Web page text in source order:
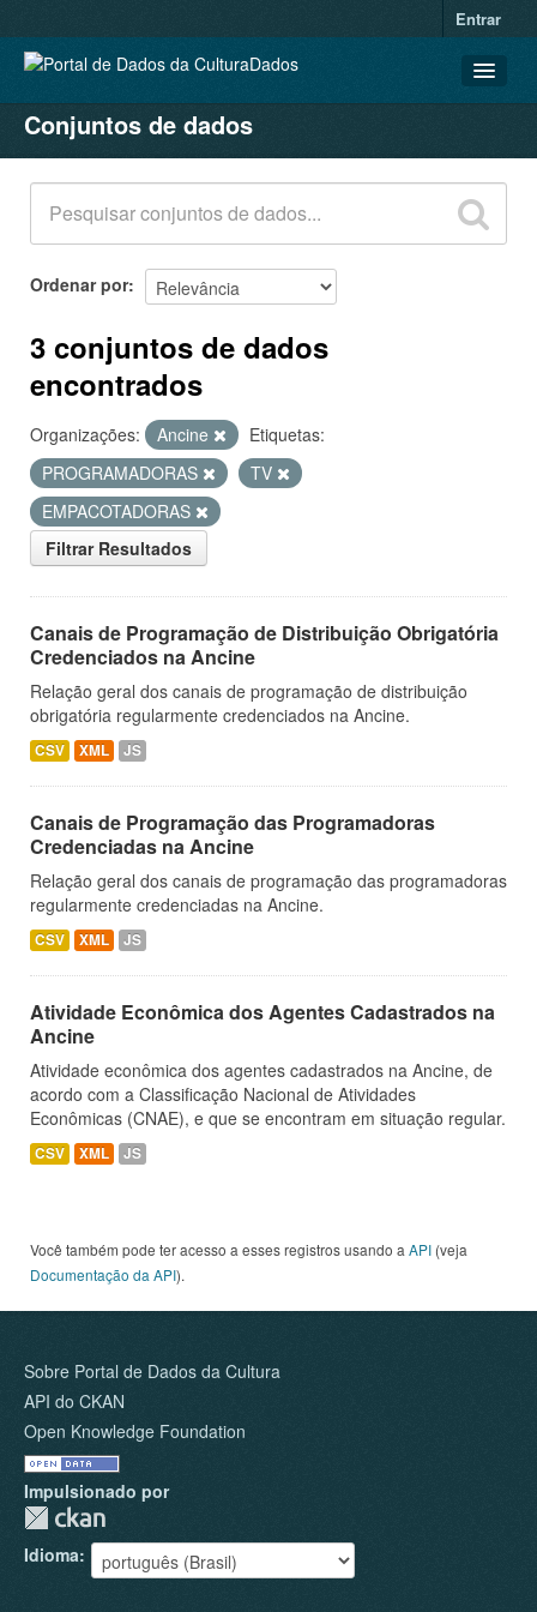
Entrar
CONJUNTOS DE DADOS
ORGANIZAÇÕES
GRUPOS
SOBRE
Conjuntos de dados
Ordenar por
3 conjuntos de dados
encontrados
Organizações: Ancine
Etiquetas:
PROGRAMADORAS
TV
EMPACOTADORAS
Filtrar Resultados
Canais de Programação de Distribuição Obrigatória
Credenciados na Ancine
Relação geral dos canais de programação de distribuição
obrigatória regularmente credenciados na Ancine.
CSV XML JS
Canais de Programação das Programadoras
Credenciadas na Ancine
Relação geral dos canais de programação das programadoras
regularmente credenciadas na Ancine.
CSV XML JS
Atividade Econômica dos Agentes Cadastrados na
Ancine
Atividade econômica dos agentes cadastrados na Ancine, de
acordo com a Classificação Nacional de Atividades
Econômicas (CNAE), e que se encontram em situação regular.
CSV XML JS
Você também pode ter acesso a esses registros usando a API (veja
Documentação da API).
Sobre Portal de Dados da Cultura
API do CKAN
Open Knowledge Foundation
Impulsionado por
Idioma